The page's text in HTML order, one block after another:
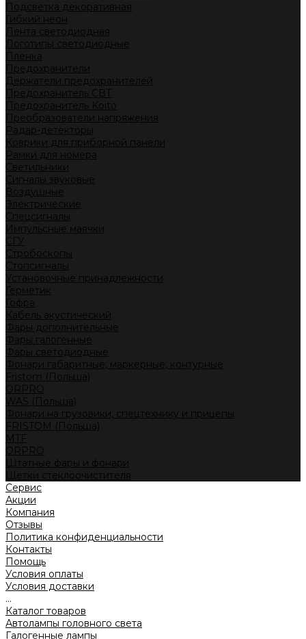
Подсветка декоративная
Гибкий неон
Лента светодиодная
Логотипы светодиодные
Пленка
Предохранители
Держатели предохранителей
Предохранитель CBT
Предохранитель Koito
Преобразователи напряжения
Радар-детекторы
Коврики для приборной панели
Рамки для номера
Светильники
Сигналы звуковые
Воздушные
Электрические
Спецсигналы
Импульсные маячки
СГУ
Стробоскопы
Стопсигналы
Установочные принадлежности
Герметик
Гофра
Кабель акустический
Фары дополнительные
Фары галогенные
Фары светодиодные
Фонари габаритные, маркерные, контурные
Fristom (Польша)
ORPRO
WAS (Польша)
Фонари на грузовики, спецтехнику и прицепы
FRISTOM (Польша)
MTF
ORPRO
Штатные фары и фонари
Щетки стеклоочистителя
Сервис
Акции
Компания
Отзывы
Политика конфиденциальности
Контакты
Помощь
Условия оплаты
Условия доставки
...
Каталог товаров
Автолампы головного света
Галогенные лампы